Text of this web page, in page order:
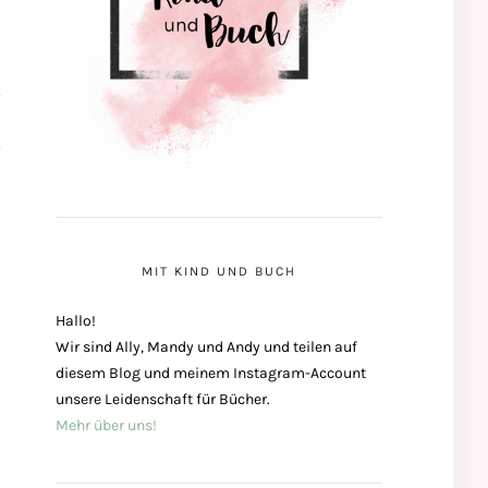
MIT KIND UND BUCH
Hallo!
Wir sind Ally, Mandy und Andy und teilen auf
diesem Blog und meinem Instagram-Account
unsere Leidenschaft für Bücher.
Mehr über uns!